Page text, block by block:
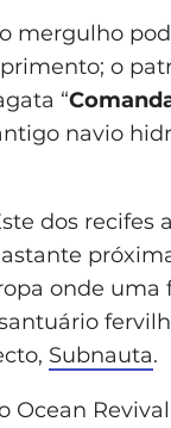
mergulho
o
“
navio
dos recifes
onde
Subnauta.
Ocean